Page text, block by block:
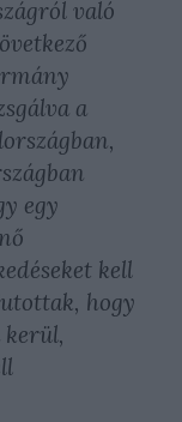
való
a
egy
kell
hogy